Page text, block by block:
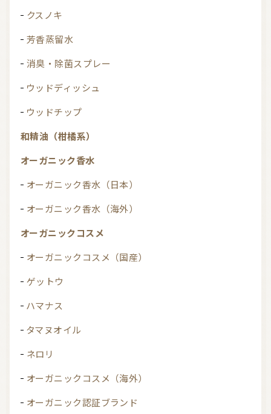
クスノキ
芳香蒸留水
消臭・除菌スプレー
ウッドディッシュ
ウッドチップ
和精油（柑橘系）
オーガニック香水
オーガニック香水（日本）
オーガニック香水（海外）
オーガニックコスメ
オーガニックコスメ（国産）
ゲットウ
ハマナス
タマヌオイル
ネロリ
オーガニックコスメ（海外）
オーガニック認証ブランド